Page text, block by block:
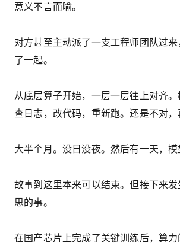
意义不言而喻。
对方甚至主动派了一支工程师团队过
了一起。
从底层算子开始，一层一层往上对齐。
查日志，改代码，重新跑。还是不对，
大半个月。没日没夜。然后有一天，模
故事到这里本来可以结束。但接下来
思的事。
在国产芯片上完成了关键训练后，算